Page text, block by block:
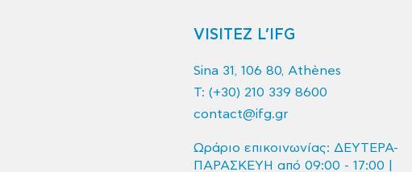
VISITEZ L’IFG
Sina 31, 106 80, Athènes
T: (+30) 210 339 8600
contact@ifg.gr
Ωράριο επικοινωνίας: ΔΕΥΤΕΡΑ-
ΠΑΡΑΣΚΕΥΗ από 09:00 - 17:00 |